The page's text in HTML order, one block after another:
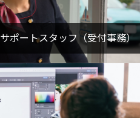
サポートスタッフ（受付事務）